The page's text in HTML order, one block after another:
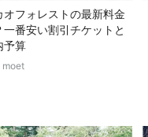
オフォレストの最新料金
一番安い割引チケットと
予算
moet